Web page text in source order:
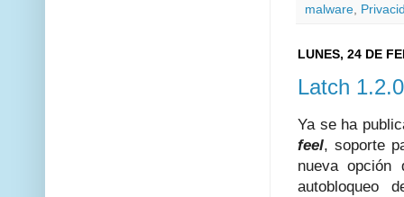
malware
LUNES, 24 DE
Latch
Ya se ha
feel, soporte
nueva
autobloqueo